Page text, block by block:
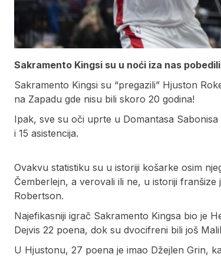
Sakramento Kingsi su u noći iza nas
Sakramento Kingsi su “pregazili” Hjuston
na Zapadu gde nisu bili skoro 20 godina!
Ipak, sve su oči uprte u Domantasa
i 15 asistencija.
Ovakvu statistiku su u istoriji košarke osim
Čemberlejn, a verovali ili ne, u istoriji franšize
Robertson.
Najefikasniji igrač Sakramento Kingsa bio je
Dejvis 22 poena, dok su dvocifreni bili još
U Hjustonu, 27 poena je imao Džejlen Grin,